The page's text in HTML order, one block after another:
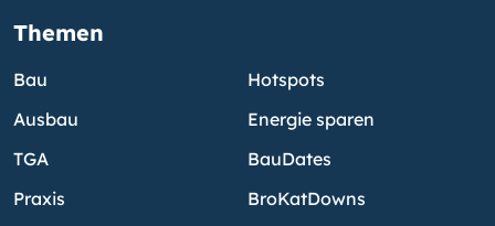
Themen
Bau
Ausbau
TGA
Praxis
Hotspots
Energie sparen
BauDates
BroKatDowns